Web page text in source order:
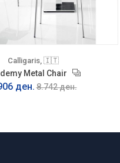
Calligaris, 🇮🇹
Metal Chair
ден. 8.742 ден.